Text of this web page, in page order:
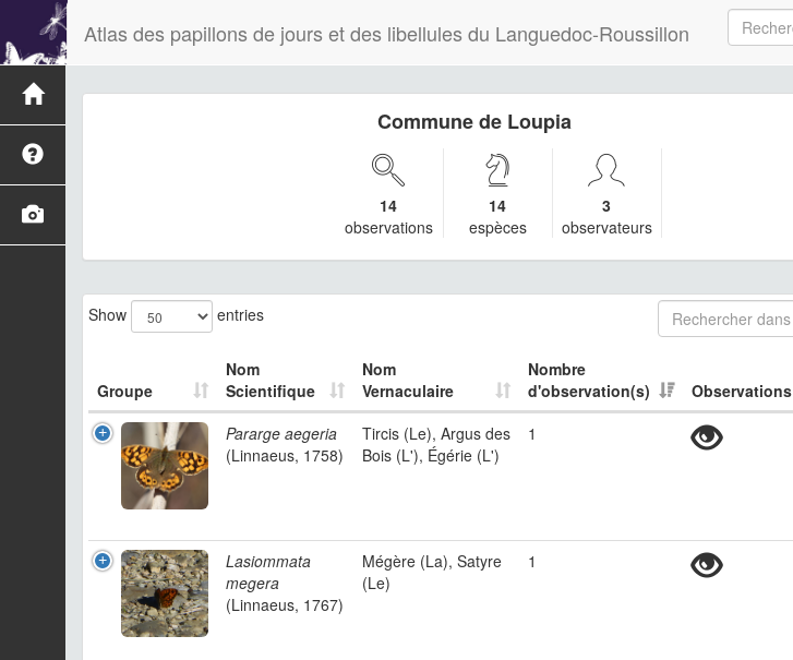
Atlas des papillons de jours et des libellules du Languedoc-Roussillon
Commune de Loupia
14
observations
14
espèces
3
observateurs
Show entries
Groupe
Nom
Scientifique
Nom
Vernaculaire
Nombre
d'observation(s)
Observations
Pararge aegeria
(Linnaeus, 1758)
Tircis (Le), Argus des
Bois (L'), Égérie (L')
1
Lasiommata
megera
(Linnaeus, 1767)
Mégère (La), Satyre
(Le)
1